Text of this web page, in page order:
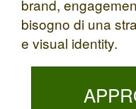
brand,
bisogno di una
e visual identity.